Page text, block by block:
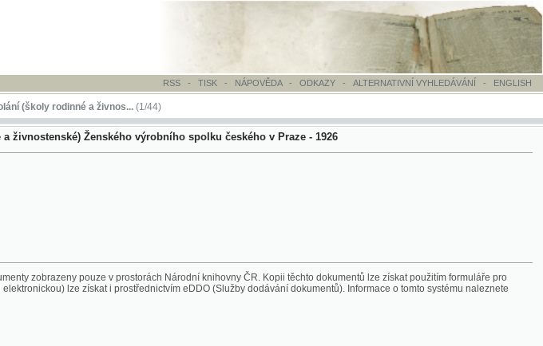
RSS - TISK-NÁPOVĚDA - ODKAZY - ALTERNATIVNÍ VYHLEDÁVÁNÍ- ENGLISH
a živnos...(1/44)
Ženského výrobního spolku českého v Praze - 1926
pouze v prostorách Národní knihovny ČR. Kopii těchto dokumentů lze získat použitím formuláře pro
lze získat i prostřednictvím eDDO (Služby dodávání dokumentů). Informace o tomto systému naleznete